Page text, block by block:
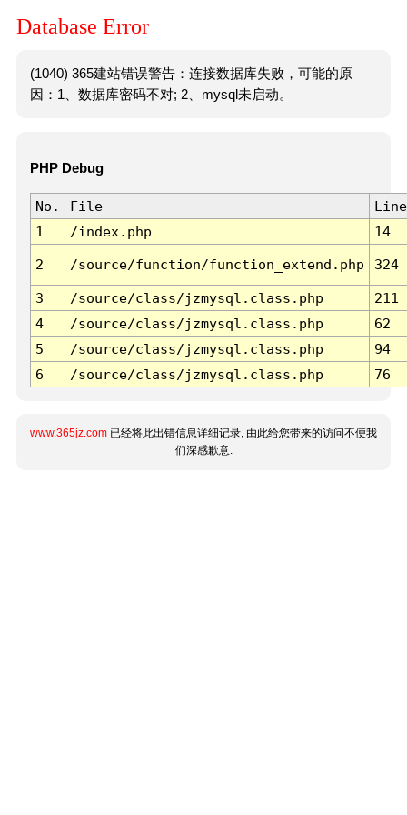
Database Error
(1040) 365建站错误警告：连接数据库失败，可能的原
因：1、数据库密码不对; 2、mysql未启动。
PHP Debug
No. File
Line
1
/index.php 14
2 /source/function/function_extend.php 324
3 /source/class/jzmysql.class.php
211
4
/source/class/jzmysql.class.php
62
5
/source/class/jzmysql.class.php
94
6
/source/class/jzmysql.class.php 76
www.365jz.com 已经将此出错信息详细记录, 由此给您带来的访问不便我
们深感歉意.